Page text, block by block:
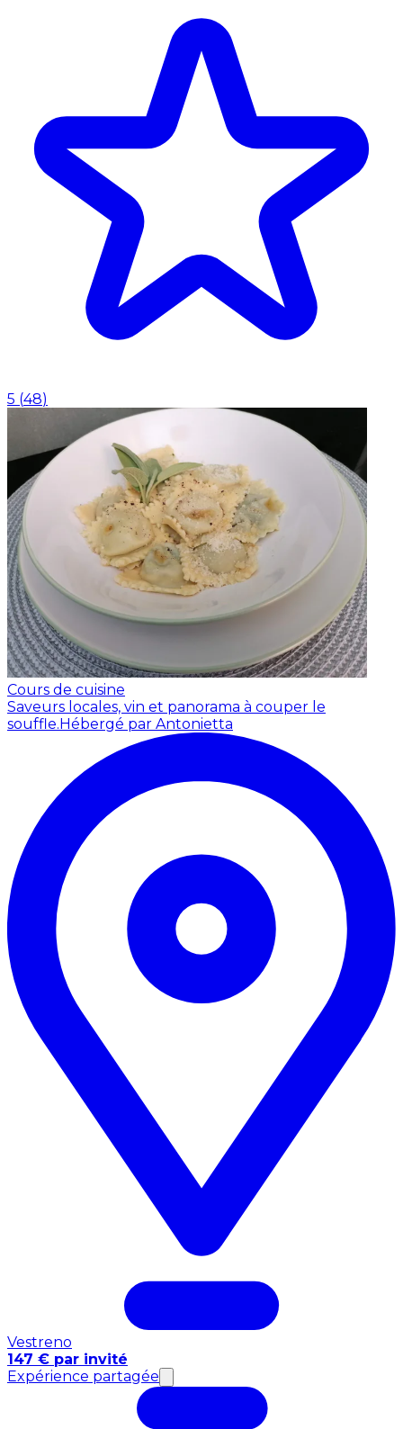
5 (48)
Cours de cuisine
Saveurs locales, vin et panorama à couper le
souffle.Hébergé par Antonietta
Vestreno
147 € par invité
Expérience partagée